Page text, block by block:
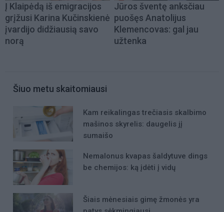
Į Klaipėdą iš emigracijos
grįžusi Karina Kučinskienė
įvardijo didžiausią savo
norą
Jūros šventę anksčiau
puošęs Anatolijus
Klemencovas: gal jau
užtenka
Šiuo metu skaitomiausi
Kam reikalingas trečiasis skalbimo
mašinos skyrelis: daugelis jį
sumaišo
Nemalonus kvapas šaldytuve dings
be chemijos: ką įdėti į vidų
Šiais mėnesiais gimę žmonės yra